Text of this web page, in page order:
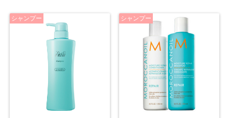
シャンプー シャンプー